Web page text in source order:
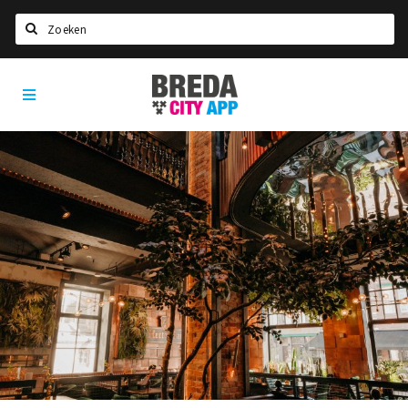
Home
Agenda
Deals
Party pics
Nieuws, interviews & blogs
Eten
Drinken
Slapen
Recreatief
Winkels
Breda
City
App